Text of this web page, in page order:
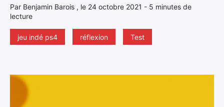
Par Benjamin Barois , le 24 octobre 2021 - 5 minutes de
lecture
jeu indé ps4 réflexion Test